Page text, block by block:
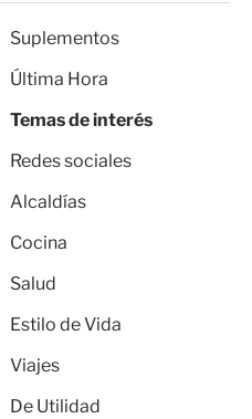
Suplementos
Última Hora
Temas de interés
Redes sociales
Alcaldías
Cocina
Salud
Estilo de Vida
Viajes
De Utilidad